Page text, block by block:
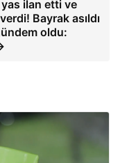
ilan etti ve
Bayrak asıldı
oldu: